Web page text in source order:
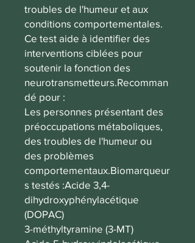
troubles de l'humeur et aux
conditions comportementales.
Ce test aide à identifier des
interventions ciblées pour
soutenir la fonction des
neurotransmetteurs.Recomman
dé pour :
Les personnes présentant des
préoccupations métaboliques,
des troubles de l'humeur ou
des problèmes
comportementaux.Biomarqueur
s testés :Acide 3,4-
dihydroxyphénylacétique
(DOPAC)
3-méthyltyramine (3-MT)